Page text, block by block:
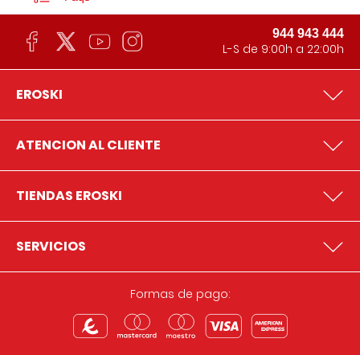
944 943 444
L-S de 9:00h a 22:00h
EROSKI
ATENCION AL CLIENTE
TIENDAS EROSKI
SERVICIOS
Formas de pago: